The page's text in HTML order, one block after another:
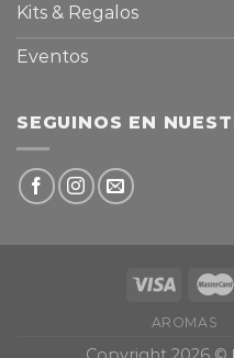
Kits & Regalos
Eventos
SEGUINOS EN
AROMAS